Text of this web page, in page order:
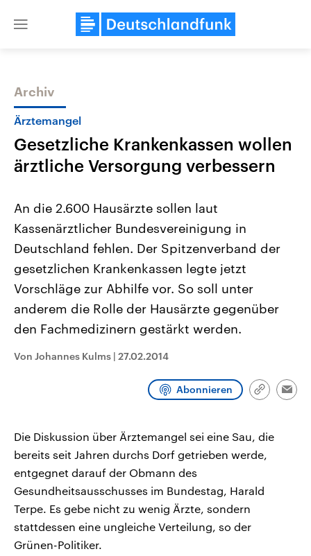
Close
Themen
Landtagswahl Sachsen-Anhalt
2026
Alle Informationen
Sachsen-Anhalt wählt am 6.
September 2026 einen neuen
Landtag. Seit 2021 wird das
Bundesland von einer Koalition aus
Umfragen, Prognosen,
und Hintergründe zu den Parteien
und Kandidaten der anstehenden
Aktuelle Beiträge,
Hintergründe
Wirtschaftlich und
gehören die Vereinigten
den mächtigsten Ländern
mit großem Einfluss auf
aktuelle Weltgeschehen.
Sendungen Programm
Archiv
Ärztemangel
Gesetzliche Krankenkassen wollen
ärztliche Versorgung verbessern
An die 2.600 Hausärzte sollen laut
Kassenärztlicher Bundesvereinigung in
Deutschland fehlen. Der Spitzenverband der
gesetzlichen Krankenkassen legte jetzt
Vorschläge zur Abhilfe vor. So soll unter
anderem die Rolle der Hausärzte gegenüber
den Fachmedizinern gestärkt werden.
Von Johannes Kulms | 27.02.2014
Abonnieren
Link
Die Diskussion über Ärztemangel sei eine Sau, die
bereits seit Jahren durchs Dorf getrieben werde,
entgegnet darauf der Obmann des
Gesundheitsausschusses im Bundestag, Harald
Terpe. Es gebe nicht zu wenig Ärzte, sondern
stattdessen eine ungleiche Verteilung, so der
Grünen-Politiker.